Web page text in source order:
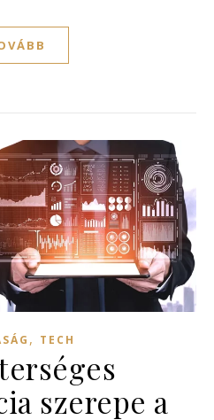
, TECH
szerepe a